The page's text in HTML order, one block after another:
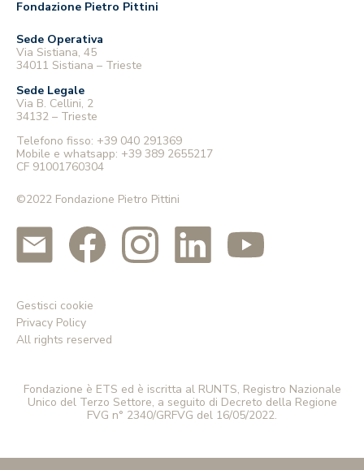
Fondazione Pietro Pittini
Sede Operativa
Via Sistiana, 45
34011 Sistiana – Trieste
Sede Legale
Via B. Cellini, 2
34132 – Trieste
Telefono fisso: +39 040 291369
Mobile e whatsapp: +39 389 2655217
CF 91001760304
©2022 Fondazione Pietro Pittini
Gestisci cookie
Privacy Policy
All rights reserved
Fondazione è ETS ed è iscritta al RUNTS, Registro Nazionale
Unico del Terzo Settore, a seguito di Decreto della Regione
FVG n° 2340/GRFVG del 16/05/2022.